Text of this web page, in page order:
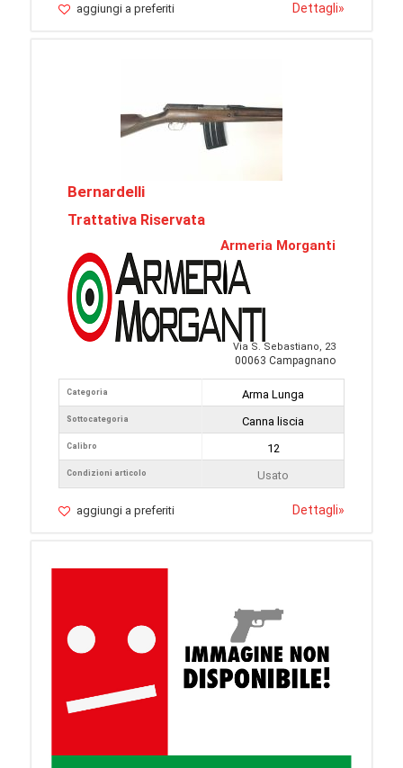
aggiungi a preferiti Dettagli»
Bernardelli
Trattativa Riservata
Armeria Morganti
Via S. Sebastiano, 23
00063 Campagnano
Categoria
Sottocategoria
Calibro
Condizioni articolo
Arma Lunga
Canna liscia
12
Usato
aggiungi a preferiti Dettagli»